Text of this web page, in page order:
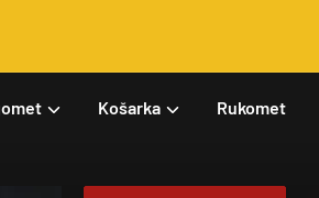
Košarka Rukomet